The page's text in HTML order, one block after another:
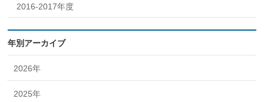
2016-2017年度
年別アーカイブ
2026年
2025年